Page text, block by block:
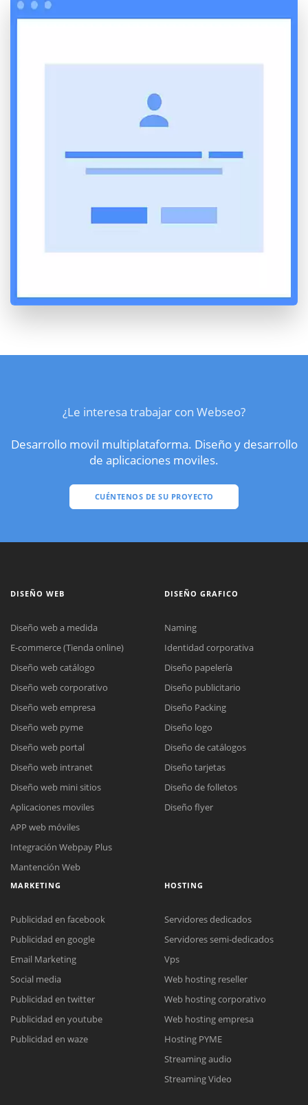
¿Le interesa trabajar con Webseo?
Desarrollo movil multiplataforma. Diseño y desarrollo
de aplicaciones moviles.
CUÉNTENOS DE SU PROYECTO
Reunión online
Nuestros ejecutivos le enviarán un correo electrónico con el enlace a
Meet para la reunión online.
Cotización
Todos nuestros ejecutivos están fuera de línea. Complete el formulario
DISEÑO WEB
Diseño web a medida
E-commerce (Tienda online)
Diseño web catálogo
Diseño web corporativo
Diseño web empresa
Diseño web pyme
Diseño web portal
Diseño web intranet
Diseño web mini sitios
Aplicaciones moviles
APP web móviles
Integración Webpay Plus
Mantención Web
DISEÑO GRAFICO
Naming
Identidad corporativa
Diseño papelería
Diseño publicitario
Diseño Packing
Diseño logo
Diseño de catálogos
Diseño tarjetas
Diseño de folletos
Diseño flyer
MARKETING
Publicidad en facebook
Publicidad en google
Email Marketing
Social media
Publicidad en twitter
Publicidad en youtube
Publicidad en waze
HOSTING
Servidores dedicados
Servidores semi-dedicados
Vps
Web hosting reseller
Web hosting corporativo
Web hosting empresa
Hosting PYME
Streaming audio
Streaming Video